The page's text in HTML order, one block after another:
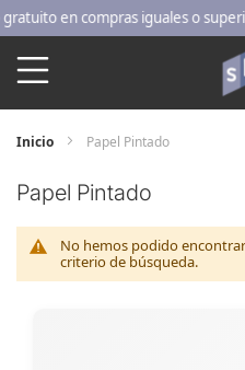
en compras iguales o
Inicio Papel Pintado
Papel Pintado
No hemos podido
criterio de búsqueda.